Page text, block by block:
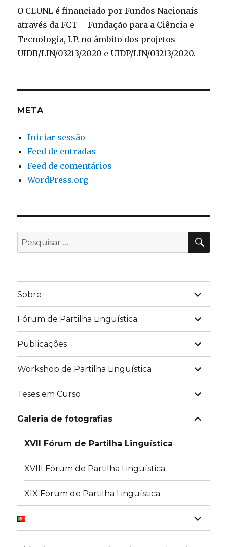
O CLUNL é financiado por Fundos Nacionais
através da FCT – Fundação para a Ciência e
Tecnologia, I.P. no âmbito dos projetos
UIDB/LIN/03213/2020 e UIDP/LIN/03213/2020.
META
Iniciar sessão
Feed de entradas
Feed de comentários
WordPress.org
Pesquisar
por:
Sobre
expandir
Fórum de Partilha Linguística
expandir
Publicações
expandir
Workshop de Partilha Linguística
expandir
Teses em Curso
expandir
Galeria de fotografias
expandir
XVII Fórum de Partilha Linguística
XVIII Fórum de Partilha Linguística
XIX Fórum de Partilha Linguística
expandir